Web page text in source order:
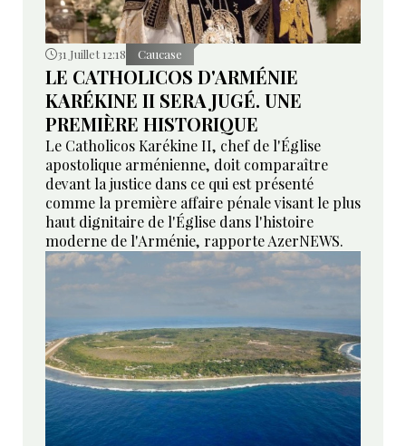
31 Juillet 12:18 Caucase
LE CATHOLICOS D'ARMÉNIE
KARÉKINE II SERA JUGÉ. UNE
PREMIÈRE HISTORIQUE
Le Catholicos Karékine II, chef de l'Église
apostolique arménienne, doit comparaître
devant la justice dans ce qui est présenté
comme la première affaire pénale visant le plus
haut dignitaire de l'Église dans l'histoire
moderne de l'Arménie, rapporte AzerNEWS.